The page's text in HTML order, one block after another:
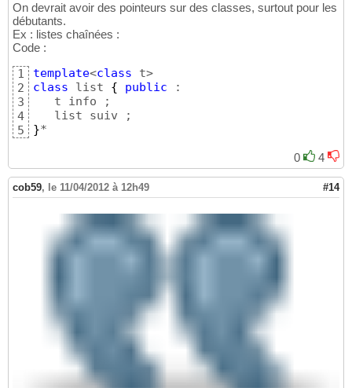
On devrait avoir des pointeurs sur des classes, surtout pour les
débutants.
Ex : listes chaînées :
Code :
1
2
3
4
5
template<class
class list { public :
   t info ;
}*
0 4
cob59, le 11/04/2012 à 12h49 #14